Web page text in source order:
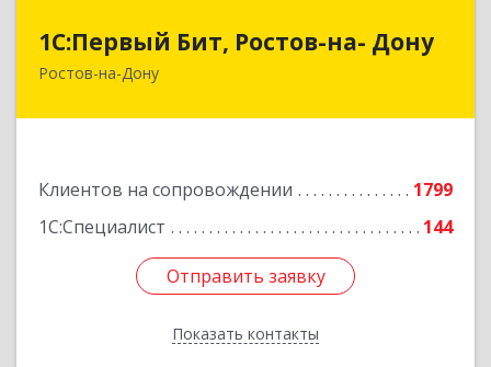
1С:Первый Бит, Ростов-на- Дону
Ростов-на-Дону
Клиентов на сопровождении
1799
1С:Специалист
144
Отправить заявку
Показать контакты
1С:Первый Бит, Ростов-на- Дону
344091, Ростовская обл, Ростов-на-Дону г,
Отправить заявку
Назад